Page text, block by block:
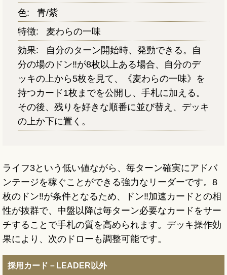
色:
青/紫
特徴:
麦わらの一味
効果:
自分のターン開始時、発動できる。自
分の場のドン‼が8枚以上ある場合、自分のデ
ッキの上から5枚を見て、《麦わらの一味》を
持つカード1枚までを公開し、手札に加える。
その後、残りを好きな順番に並び替え、デッキ
の上か下に置く。
ライフ3という低い値ながら、毎ターン確実にアドバ
ンテージを稼ぐことができる強力なリーダーです。8
枚のドン‼が条件となるため、ドン‼加速カードとの相
性が抜群で、中盤以降は毎ターン必要なカードをサー
チすることで手札の質を高められます。デッキ操作効
果により、次のドローも調整可能です。
採用カード－LEADER以外